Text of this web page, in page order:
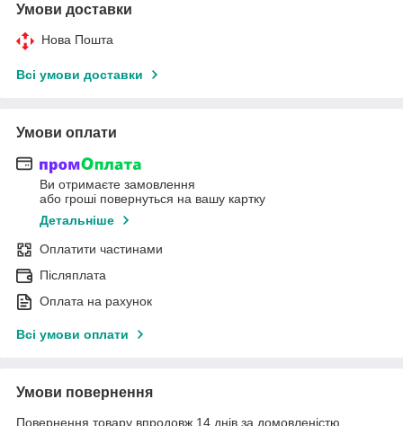
Умови доставки
Нова Пошта
Всі умови доставки
Умови оплати
Ви отримаєте замовлення
або гроші повернуться на вашу картку
Детальніше
Оплатити частинами
Післяплата
Оплата на рахунок
Всі умови оплати
Умови повернення
Повернення товару впродовж 14 днів за домовленістю